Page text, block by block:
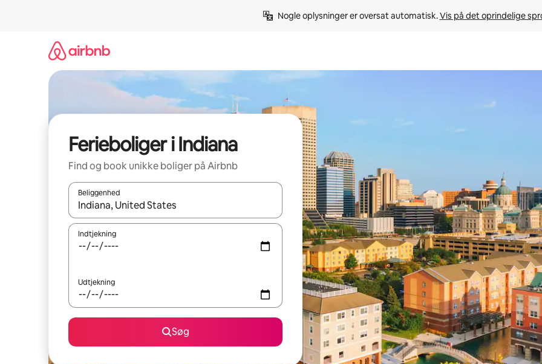
Nogle oplysninger er oversat automatisk. Vis på det oprindelige
Ferieboliger i Indiana
Find og book unikke boliger på Airbnb
Beliggenhed
Når resultaterne er tilgængelige, skal du navigere med piletasterne op og ned eller se mere ved at trykke eller stryge.
Indtjekning
Udtjekning
Søg